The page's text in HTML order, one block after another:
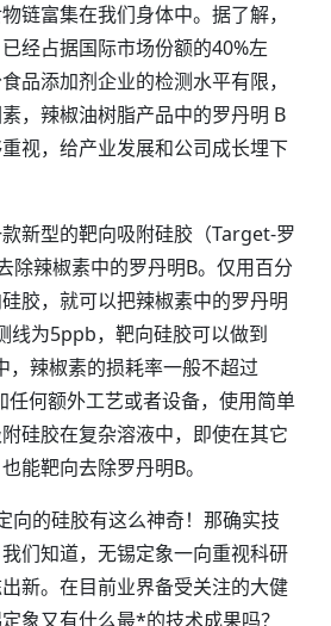
链富集在我们身体中。据了解，
经占据国际市场份额的40%左
品添加剂企业的检测水平有限，
，辣椒油树脂产品中的罗丹明 B
视，给产业发展和公司成长埋下
新型的靶向吸附硅胶（Target-罗
除辣椒素中的罗丹明B。仅用百分
胶，就可以把辣椒素中的罗丹明
线为5ppb，靶向硅胶可以做到
，辣椒素的损耗率一般不超过
任何额外工艺或者设备，使用简单
硅胶在复杂溶液中，即使在其它
能靶向去除罗丹明B。
向的硅胶有这么神奇！那确实技
们知道，无锡定象一向重视科研
新。在目前业界备受关注的大健
象又有什么最*的技术成果吗？